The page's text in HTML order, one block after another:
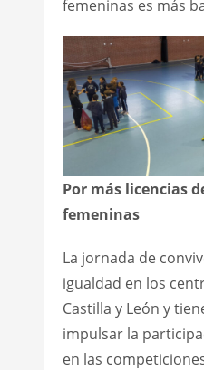
femeninas es más
Por más licencias
femeninas
La jornada de
igualdad en los
Castilla y León y
impulsar la
en las